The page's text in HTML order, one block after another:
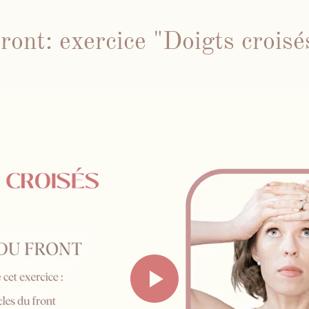
exercice "Doigts